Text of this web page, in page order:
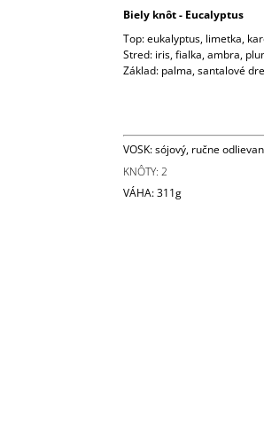
Biely knôt - Eucalyptus
Top: eukalyptus, limetka,
Stred: iris, fialka, ambra,
Základ: palma, santalové
VOSK: sójový, ručne
KNÔTY: 2
VÁHA: 311g